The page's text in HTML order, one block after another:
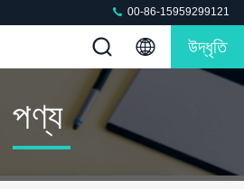
00-86-15959299121
উদ্ধৃতি
পণ্য